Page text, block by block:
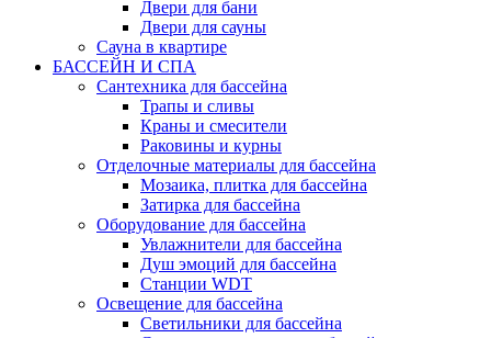
Двери для бани
Двери для сауны
Сауна в квартире
БАССЕЙН И СПА
Сантехника для бассейна
Трапы и сливы
Краны и смесители
Раковины и курны
Отделочные материалы для бассейна
Мозаика, плитка для бассейна
Затирка для бассейна
Оборудование для бассейна
Увлажнители для бассейна
Душ эмоций для бассейна
Станции WDT
Освещение для бассейна
Светильники для бассейна